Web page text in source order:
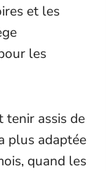
et les
les
tenir assis de
plus adaptée
quand les